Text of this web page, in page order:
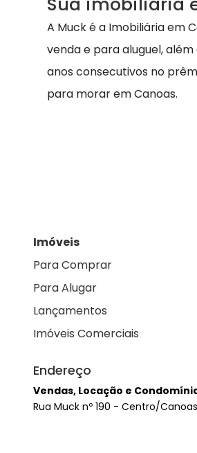
A Muck é a Imobiliária em
venda e para aluguel,
anos consecutivos no
para morar em Canoas.
Imóveis
Para Comprar
Para Alugar
Lançamentos
Imóveis Comerciais
Endereço
Vendas, Locação e
Rua Muck nº 190 - Centro/